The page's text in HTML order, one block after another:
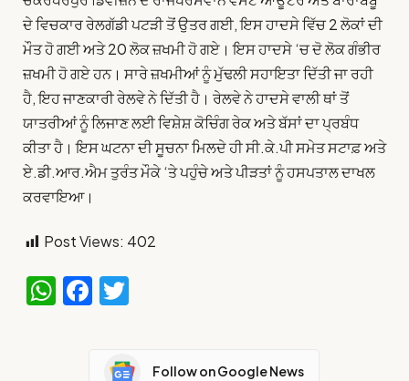
ਦੇ ਵਿਚਕਾਰ ਰੇਲਗੱਡੀ ਪਟੜੀ ਤੋਂ ਉਤਰ ਗਈ, ਇਸ ਹਾਦਸੇ ਵਿੱਚ 2 ਲੋਕਾਂ ਦੀ
ਮੌਤ ਹੋ ਗਈ ਅਤੇ 20 ਲੋਕ ਜ਼ਖਮੀ ਹੋ ਗਏ। ਇਸ ਹਾਦਸੇ ‘ਚ ਦੋ ਲੋਕ ਗੰਭੀਰ
ਜ਼ਖਮੀ ਹੋ ਗਏ ਹਨ। ਸਾਰੇ ਜ਼ਖਮੀਆਂ ਨੂੰ ਮੁੱਢਲੀ ਸਹਾਇਤਾ ਦਿੱਤੀ ਜਾ ਰਹੀ
ਹੈ, ਇਹ ਜਾਣਕਾਰੀ ਰੇਲਵੇ ਨੇ ਦਿੱਤੀ ਹੈ। ਰੇਲਵੇ ਨੇ ਹਾਦਸੇ ਵਾਲੀ ਥਾਂ ਤੋਂ
ਯਾਤਰੀਆਂ ਨੂੰ ਲਿਜਾਣ ਲਈ ਵਿਸ਼ੇਸ਼ ਕੋਚਿੰਗ ਰੇਕ ਅਤੇ ਬੱਸਾਂ ਦਾ ਪ੍ਰਬੰਧ
ਕੀਤਾ ਹੈ। ਇਸ ਘਟਨਾ ਦੀ ਸੂਚਨਾ ਮਿਲਦੇ ਹੀ ਸੀ.ਕੇ.ਪੀ ਸਮੇਤ ਸਟਾਫ਼ ਅਤੇ
ਏ.ਡੀ.ਆਰ.ਐਮ ਤੁਰੰਤ ਮੌਕੇ ‘ਤੇ ਪਹੁੰਚੇ ਅਤੇ ਪੀੜਤਾਂ ਨੂੰ ਹਸਪਤਾਲ ਦਾਖਲ
ਕਰਵਾਇਆ।
Post Views: 402
WhatsApp
Facebook
Follow on Google News